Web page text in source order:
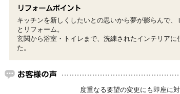
キッチンを新しくしたいとの思いから夢が膨らんで、
とリフォーム。
玄関から浴室・トイレまで、洗練されたインテリアに
た。
度重なる要望の変更にも即座に